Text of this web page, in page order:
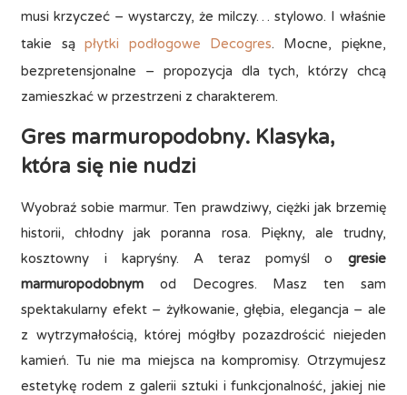
musi krzyczeć – wystarczy, że milczy… stylowo. I właśnie
takie sąpłytki podłogowe Decogres. Mocne, piękne,
bezpretensjonalne – propozycja dla tych, którzy chcą
zamieszkać w przestrzeni z charakterem.
Gres marmuropodobny. Klasyka,
która się nie nudzi
Wyobraź sobie marmur. Ten prawdziwy, ciężki jak brzemię
historii, chłodny jak poranna rosa. Piękny, ale trudny,
kosztowny i kapryśny. A teraz pomyśl o gresie
marmuropodobnym od Decogres. Masz ten sam
spektakularny efekt – żyłkowanie, głębia, elegancja – ale
z wytrzymałością, której mógłby pozazdrościć niejeden
kamień. Tu nie ma miejsca na kompromisy. Otrzymujesz
estetykę rodem z galerii sztuki i funkcjonalność, jakiej nie